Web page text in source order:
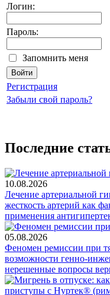
Логин:
Пароль:
Запомнить меня
Регистрация
Забыли свой пароль?
Последние
10.08.2026
Лечение артериальной
жесткость артерий как
применения
05.08.2026
Феномен ремиссии при
возможности генно-
нерешенные вопросы